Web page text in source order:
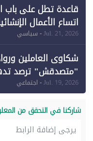
قاعدة تطل على
اتساع الأعمال
Jul. 21, 2026- سياسي
شكاوى العاملين
"متصدقش" ترصد
للإعلام"
Jul. 19, 2026- اجتماعي
شاركنا في التحقق من